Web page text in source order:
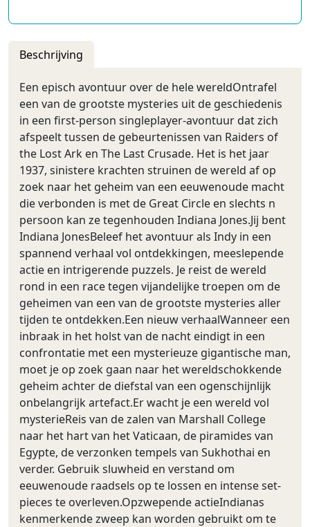
Beschrijving
Een episch avontuur over de hele wereldOntrafel
een van de grootste mysteries uit de geschiedenis
in een first-person singleplayer-avontuur dat zich
afspeelt tussen de gebeurtenissen van Raiders of
the Lost Ark en The Last Crusade. Het is het jaar
1937, sinistere krachten struinen de wereld af op
zoek naar het geheim van een eeuwenoude macht
die verbonden is met de Great Circle en slechts n
persoon kan ze tegenhouden Indiana Jones.Jij bent
Indiana JonesBeleef het avontuur als Indy in een
spannend verhaal vol ontdekkingen, meeslepende
actie en intrigerende puzzels. Je reist de wereld
rond in een race tegen vijandelijke troepen om de
geheimen van een van de grootste mysteries aller
tijden te ontdekken.Een nieuw verhaalWanneer een
inbraak in het holst van de nacht eindigt in een
confrontatie met een mysterieuze gigantische man,
moet je op zoek gaan naar het wereldschokkende
geheim achter de diefstal van een ogenschijnlijk
onbelangrijk artefact.Er wacht je een wereld vol
mysterieReis van de zalen van Marshall College
naar het hart van het Vaticaan, de piramides van
Egypte, de verzonken tempels van Sukhothai en
verder. Gebruik sluwheid en verstand om
eeuwenoude raadsels op te lossen en intense set-
pieces te overleven.Opzwepende actieIndianas
kenmerkende zweep kan worden gebruikt om te